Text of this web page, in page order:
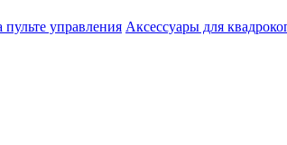
пульте управления Аксессуары для